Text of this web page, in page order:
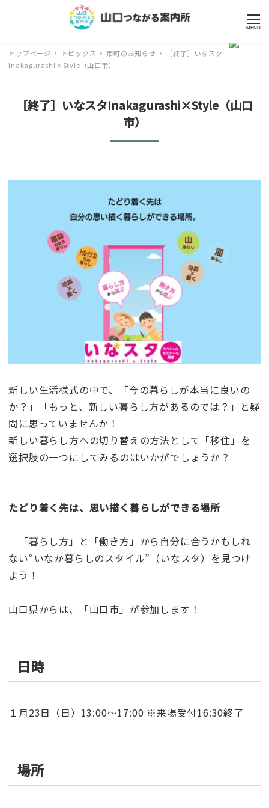
MENU
トップページ トピックス 市町のお知らせ
［終了］いなスタ
Inakagurashi×Style（山口市）
［終了］いなスタInakagurashi×Style（山口
市）
新しい生活様式の中で、「今の暮らしが本当に良いの
か？」「もっと、新しい暮らし方があるのでは？」と疑
問に思っていませんか！
新しい暮らし方への切り替えの方法として「移住」を
選択肢の一つにしてみるのはいかがでしょうか？
たどり着く先は、思い描く暮らしができる場所
「暮らし方」と「働き方」から自分に合うかもしれ
ない“いなか暮らしのスタイル”（いなスタ）を見つけ
よう！
山口県からは、「山口市」が参加します！
日時
１月23日（日）13:00～17:00 ※来場受付16:30終了
場所